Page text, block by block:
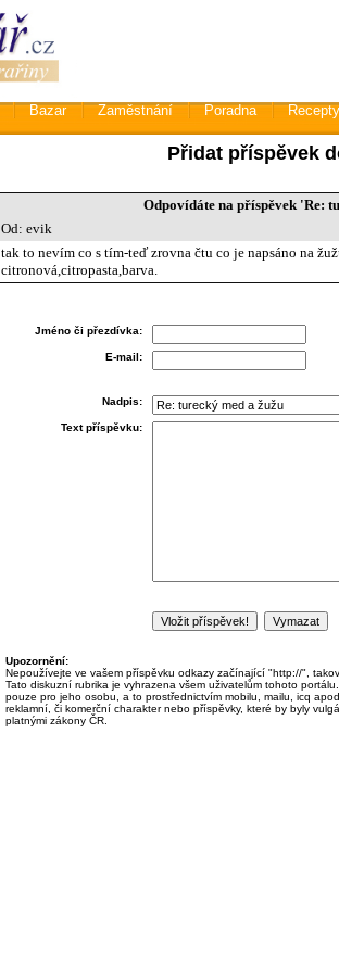
Bazar Zaměstnání Poradna Recepty
Přidat příspěvek
Odpovídáte na příspěvek 'Re:
Od: evik
tak to nevím co s tím-teď zrovna čtu co je napsáno na
citronová,citropasta,barva.
Jméno či přezdívka:
E-mail:
Nadpis:
Text příspěvku:
Upozornění:
Nepoužívejte ve vašem příspěvku odkazy začínající "http://",
Tato diskuzní rubrika je vyhrazena všem uživatelům tohoto
pouze pro jeho osobu, a to prostřednictvím mobilu, mailu, icq
reklamní, či komerční charakter nebo příspěvky, které by byly
platnými zákony ČR.